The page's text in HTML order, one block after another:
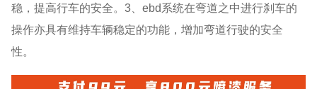
稳，提高行车的安全。3、ebd系统在弯道之中进行刹车的
操作亦具有维持车辆稳定的功能，增加弯道行驶的安全
性。